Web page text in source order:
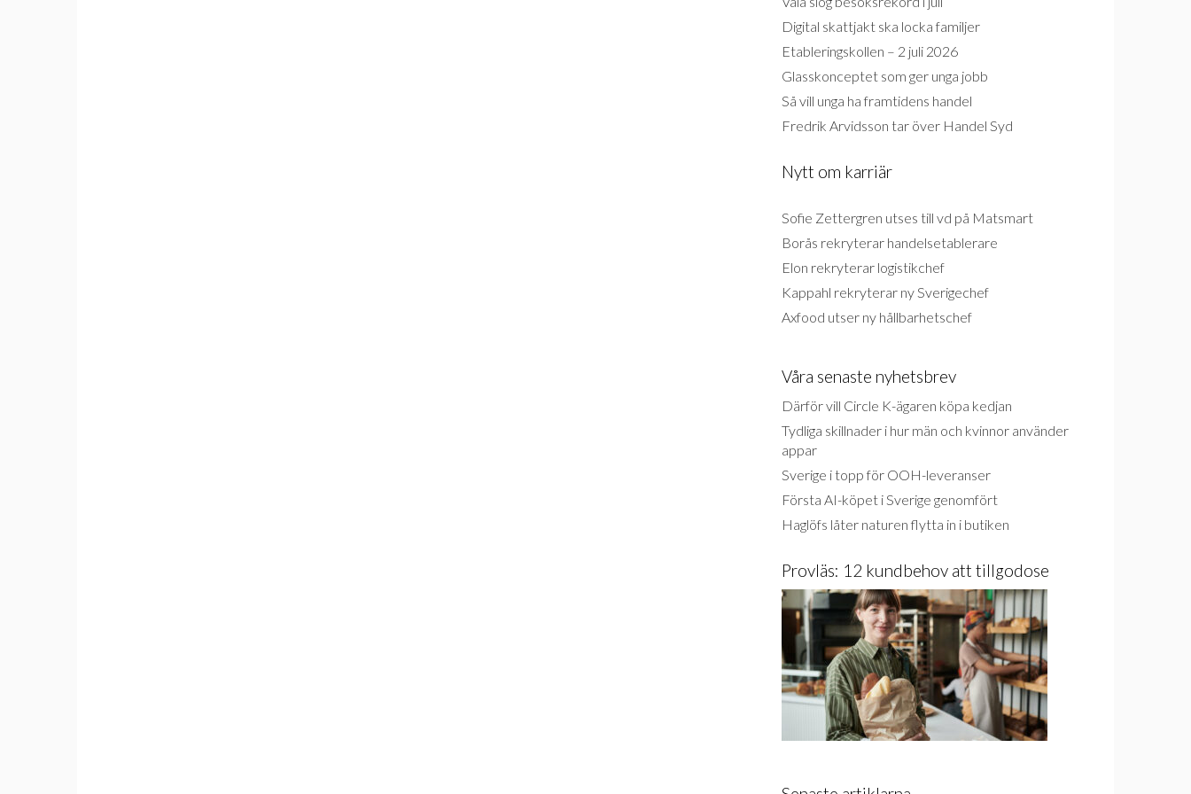
Digital skattjakt ska locka familjer
Etableringskollen – 2 juli 2026
Glasskonceptet som ger unga jobb
Så vill unga ha framtidens handel
Fredrik Arvidsson tar över Handel Syd
Nytt om karriär
Sofie Zettergren utses till vd på Matsmart
Borås rekryterar handelsetablerare
Elon rekryterar logistikchef
Kappahl rekryterar ny Sverigechef
Axfood utser ny hållbarhetschef
Våra senaste nyhetsbrev
Därför vill Circle K-ägaren köpa kedjan
Tydliga skillnader i hur män och kvinnor använder
appar
Sverige i topp för OOH-leveranser
Första AI-köpet i Sverige genomfört
Haglöfs låter naturen flytta in i butiken
Provläs: 12 kundbehov att tillgodose